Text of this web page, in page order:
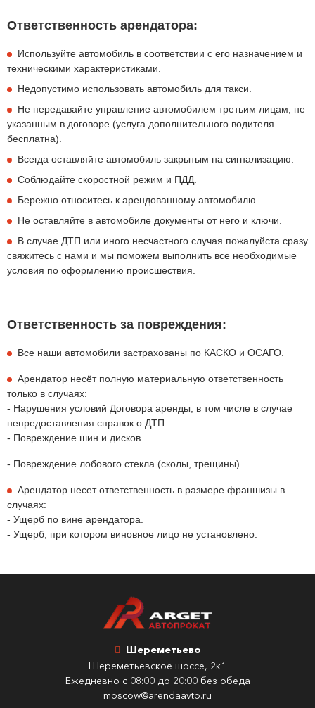
Ответственность арендатора:
Используйте автомобиль в соответствии с его назначением и
техническими характеристиками.
Недопустимо использовать автомобиль для такси.
Не передавайте управление автомобилем третьим лицам, не
указанным в договоре (услуга дополнительного водителя
бесплатна).
Всегда оставляйте автомобиль закрытым на сигнализацию.
Соблюдайте скоростной режим и ПДД.
Бережно относитесь к арендованному автомобилю.
Не оставляйте в автомобиле документы от него и ключи.
В случае ДТП или иного несчастного случая пожалуйста сразу
свяжитесь с нами и мы поможем выполнить все необходимые
условия по оформлению происшествия.
Ответственность за повреждения:
Все наши автомобили застрахованы по КАСКО и ОСАГО.
Арендатор несёт полную материальную ответственность
только в случаях:
- Нарушения условий Договора аренды, в том числе в случае
непредоставления справок о ДТП.
- Повреждение шин и дисков.
- Повреждение лобового стекла (сколы, трещины).
Арендатор несет ответственность в размере франшизы в
случаях:
- Ущерб по вине арендатора.
- Ущерб, при котором виновное лицо не установлено.
Шереметьево
Шереметьевское шоссе, 2к1
Ежедневно с 08:00 до 20:00 без обеда
moscow@arendaavto.ru